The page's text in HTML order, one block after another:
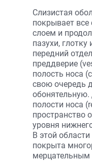
Слизистая
покрывает
слоем и
пазухи,
передний
преддверие
полость носа
свою очередь
полости носа
пространство
уровня
В этой
покрыта
мерцательным